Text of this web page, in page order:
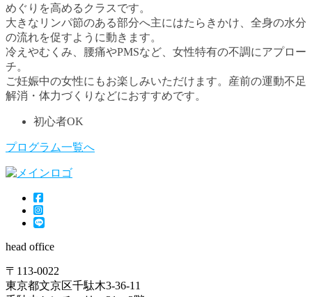
めぐりを高めるクラスです。
大きなリンパ節のある部分へ主にはたらきかけ、全身の水分
の流れを促すように動きます。
冷えやむくみ、腰痛やPMSなど、女性特有の不調にアプロー
チ。
ご妊娠中の女性にもお楽しみいただけます。産前の運動不足
解消・体力づくりなどにおすすめです。
初心者OK
プログラム一覧へ
head office
〒113-0022
東京都文京区千駄木3-36-11